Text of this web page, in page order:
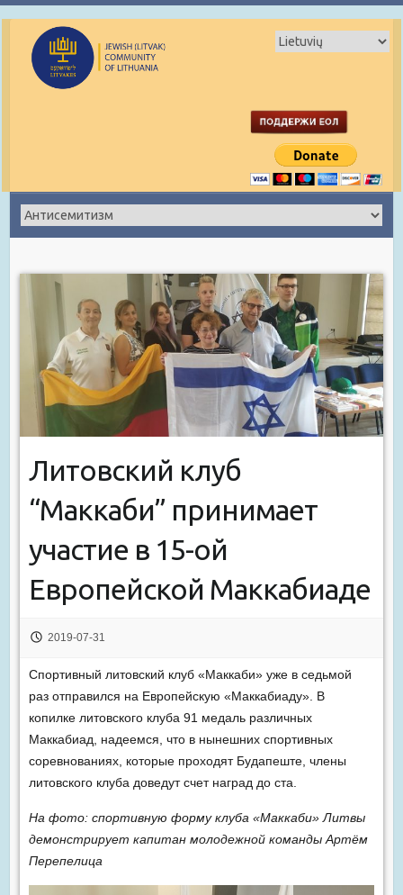
Литовский клуб
“Маккаби” принимает
участие в 15-ой
Европейской Маккабиаде
2019-07-31
Спортивный литовский клуб «Маккаби» уже в седьмой
раз отправился на Европейскую «Маккабиаду». В
копилке литовского клуба 91 медаль различных
Маккабиад, надеемся, что в нынешних спортивных
соревнованиях, которые проходят Будапеште, члены
литовского клуба доведут счет наград до ста.
На фото: спортивную форму клуба «Маккаби» Литвы
демонстрирует капитан молодежной команды Артём
Перепелица